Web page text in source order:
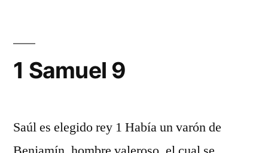
1 Samuel 9
Saúl es elegido rey 1 Había un varón de